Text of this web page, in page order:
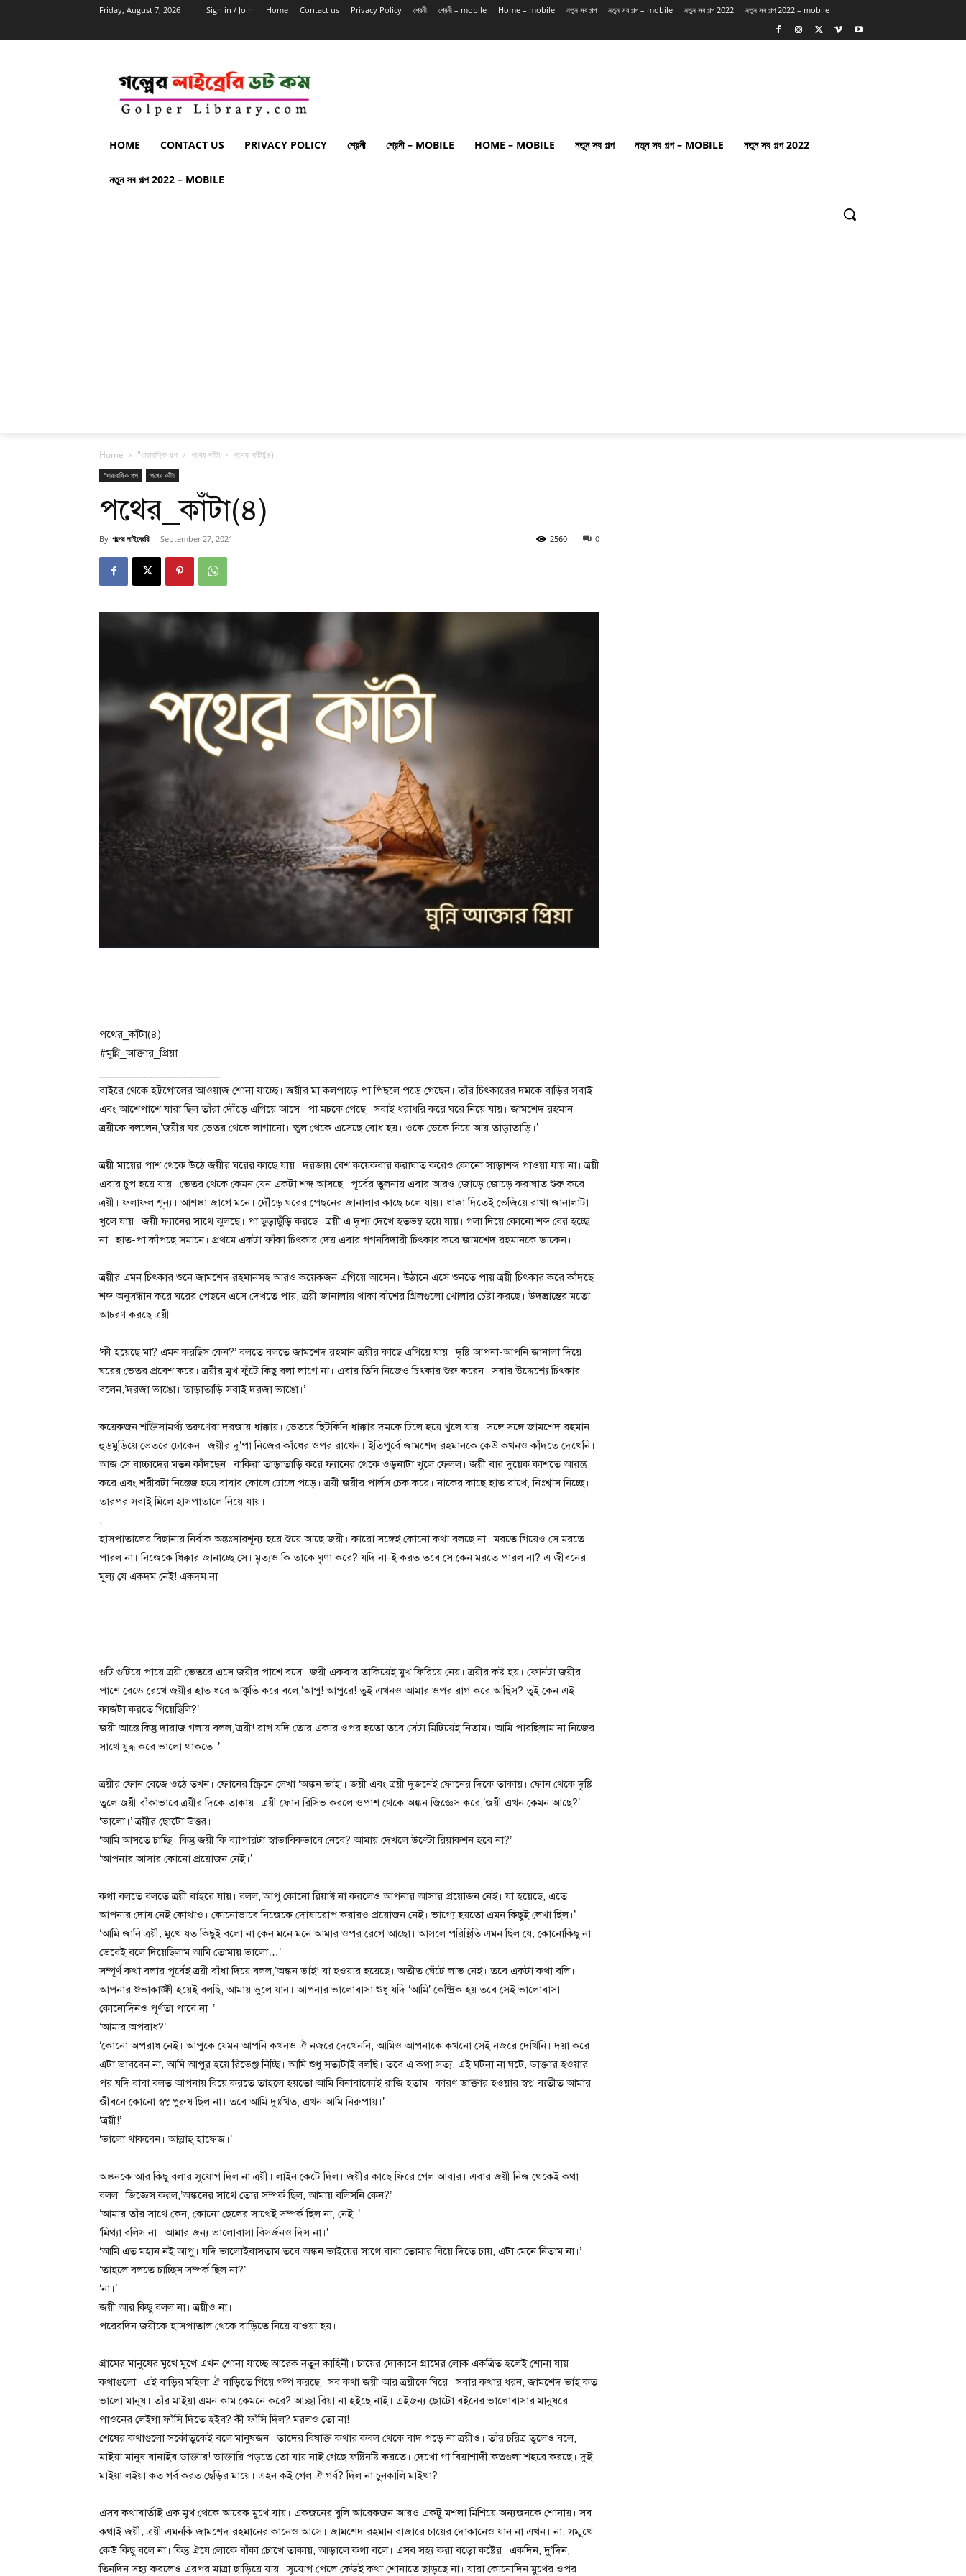
Friday, August 7, 2026 Sign in / Join Home Contact us Privacy Policy শ্রেনী শ্রেনী – mobile Home – mobile নতুন সব গল্প নতুন সব গল্প – mobile নতুন সব গল্প 2022 নতুন সব গল্প 2022 – mobile
HOME CONTACT US PRIVACY POLICY শ্রেনী শ্রেনী – MOBILE HOME – MOBILE নতুন সব গল্প নতুন সব গল্প – MOBILE নতুন সব গল্প 2022
নতুন সব গল্প 2022 – MOBILE
Home "ধারাবাহিক গল্প পথের কাঁটা পথের_কাঁটা(৪)
"ধারাবাহিক গল্প পথের কাঁটা
পথের_কাঁটা(৪)
By গল্পের লাইব্রেরি - September 27, 2021 0
2560
পথের_কাঁটা(৪)
#মুন্নি_আক্তার_প্রিয়া
বাইরে থেকে হট্টগোলের আওয়াজ শোনা যাচ্ছে। জয়ীর মা কলপাড়ে পা পিছলে পড়ে গেছেন। তাঁর চিৎকারের দমকে বাড়ির সবাই
এবং আশেপাশে যারা ছিল তাঁরা দৌঁড়ে এগিয়ে আসে। পা মচকে গেছে। সবাই ধরাধরি করে ঘরে নিয়ে যায়। জামশেদ রহমান
ত্রয়ীকে বললেন,’জয়ীর ঘর ভেতর থেকে লাগানো। স্কুল থেকে এসেছে বোধ হয়। ওকে ডেকে নিয়ে আয় তাড়াতাড়ি।’
ত্রয়ী মায়ের পাশ থেকে উঠে জয়ীর ঘরের কাছে যায়। দরজায় বেশ কয়েকবার করাঘাত করেও কোনো সাড়াশব্দ পাওয়া যায় না। ত্রয়ী
এবার চুপ হয়ে যায়। ভেতর থেকে কেমন যেন একটা শব্দ আসছে। পূর্বের তুলনায় এবার আরও জোড়ে জোড়ে করাঘাত শুরু করে
ত্রয়ী। ফলাফল শূন্য। আশঙ্কা জাগে মনে। দৌঁড়ে ঘরের পেছনের জানালার কাছে চলে যায়। ধাক্কা দিতেই ভেজিয়ে রাখা জানালাটা
খুলে যায়। জয়ী ফ্যানের সাথে ঝুলছে। পা ছুড়াছুঁড়ি করছে। ত্রয়ী এ দৃশ্য দেখে হতভম্ব হয়ে যায়। গলা দিয়ে কোনো শব্দ বের হচ্ছে
না। হাত-পা কাঁপছে সমানে। প্রথমে একটা ফাঁকা চিৎকার দেয় এবার গগনবিদারী চিৎকার করে জামশেদ রহমানকে ডাকেন।
ত্রয়ীর এমন চিৎকার শুনে জামশেদ রহমানসহ আরও কয়েকজন এগিয়ে আসেন। উঠানে এসে শুনতে পায় ত্রয়ী চিৎকার করে কাঁদছে।
শব্দ অনুসন্ধান করে ঘরের পেছনে এসে দেখতে পায়, ত্রয়ী জানালায় থাকা বাঁশের গ্রিলগুলো খোলার চেষ্টা করছে। উদভ্রান্তের মতো
আচরণ করছে ত্রয়ী।
‘কী হয়েছে মা? এমন করছিস কেন?’ বলতে বলতে জামশেদ রহমান ত্রয়ীর কাছে এগিয়ে যায়। দৃষ্টি আপনা-আপনি জানালা দিয়ে
ঘরের ভেতর প্রবেশ করে। ত্রয়ীর মুখ ফুঁটে কিছু বলা লাগে না। এবার তিনি নিজেও চিৎকার শুরু করেন। সবার উদ্দেশ্যে চিৎকার
বলেন,’দরজা ভাঙো। তাড়াতাড়ি সবাই দরজা ভাঙো।’
কয়েকজন শক্তিসামর্থ্য তরুণেরা দরজায় ধাক্কায়। ভেতরে ছিটকিনি ধাক্কার দমকে ঢিলে হয়ে খুলে যায়। সঙ্গে সঙ্গে জামশেদ রহমান
হুড়মুড়িয়ে ভেতরে ঢোকেন। জয়ীর দু’পা নিজের কাঁধের ওপর রাখেন। ইতিপূর্বে জামশেদ রহমানকে কেউ কখনও কাঁদতে দেখেনি।
আজ সে বাচ্চাদের মতন কাঁদছেন। বাকিরা তাড়াতাড়ি করে ফ্যানের থেকে ওড়নাটা খুলে ফেলল। জয়ী বার দুয়েক কাশতে আরম্ভ
করে এবং শরীরটা নিস্তেজ হয়ে বাবার কোলে ঢোলে পড়ে। ত্রয়ী জয়ীর পার্লস চেক করে। নাকের কাছে হাত রাখে, নিঃশ্বাস নিচ্ছে।
তারপর সবাই মিলে হাসপাতালে নিয়ে যায়।
.
হাসপাতালের বিছানায় নির্বাক অন্তঃসারশূন্য হয়ে শুয়ে আছে জয়ী। কারো সঙ্গেই কোনো কথা বলছে না। মরতে গিয়েও সে মরতে
পারল না। নিজেকে ধিক্কার জানাচ্ছে সে। মৃত্যও কি তাকে ঘৃণা করে? যদি না-ই করত তবে সে কেন মরতে পারল না? এ জীবনের
মূল্য যে একদম নেই! একদম না।
গুটি গুটিয়ে পায়ে ত্রয়ী ভেতরে এসে জয়ীর পাশে বসে। জয়ী একবার তাকিয়েই মুখ ফিরিয়ে নেয়। ত্রয়ীর কষ্ট হয়। ফোনটা জয়ীর
পাশে বেডে রেখে জয়ীর হাত ধরে আকুতি করে বলে,’আপু! আপুরে! তুই এখনও আমার ওপর রাগ করে আছিস? তুই কেন এই
কাজটা করতে গিয়েছিলি?’
জয়ী আস্তে কিন্তু দারাজ গলায় বলল,’ত্রয়ী! রাগ যদি তোর একার ওপর হতো তবে সেটা মিটিয়েই নিতাম। আমি পারছিলাম না নিজের
সাথে যুদ্ধ করে ভালো থাকতে।’
ত্রয়ীর ফোন বেজে ওঠে তখন। ফোনের স্ক্রিনে লেখা ‘অঙ্কন ভাই’। জয়ী এবং ত্রয়ী দুজনেই ফোনের দিকে তাকায়। ফোন থেকে দৃষ্টি
তুলে জয়ী বাঁকাভাবে ত্রয়ীর দিকে তাকায়। ত্রয়ী ফোন রিসিভ করলে ওপাশ থেকে অঙ্কন জিজ্ঞেস করে,’জয়ী এখন কেমন আছে?’
‘ভালো।’ ত্রয়ীর ছোটো উত্তর।
‘আমি আসতে চাচ্ছি। কিন্তু জয়ী কি ব্যাপারটা স্বাভাবিকভাবে নেবে? আমায় দেখলে উল্টো রিয়াকশন হবে না?’
‘আপনার আসার কোনো প্রয়োজন নেই।’
কথা বলতে বলতে ত্রয়ী বাইরে যায়। বলল,’আপু কোনো রিয়াক্ট না করলেও আপনার আসার প্রয়োজন নেই। যা হয়েছে, এতে
আপনার দোষ নেই কোথাও। কোনোভাবে নিজেকে দোষারোপ করারও প্রয়োজন নেই। ভাগ্যে হয়তো এমন কিছুই লেখা ছিল।’
‘আমি জানি ত্রয়ী, মুখে যত কিছুই বলো না কেন মনে মনে আমার ওপর রেগে আছো। আসলে পরিস্থিতি এমন ছিল যে, কোনোকিছু না
ভেবেই বলে দিয়েছিলাম আমি তোমায় ভালো…’
সম্পূর্ণ কথা বলার পূর্বেই ত্রয়ী বাঁধা দিয়ে বলল,’অঙ্কন ভাই! যা হওয়ার হয়েছে। অতীত ঘেঁটে লাভ নেই। তবে একটা কথা বলি।
আপনার শুভাকাঙ্ক্ষী হয়েই বলছি, আমায় ভুলে যান। আপনার ভালোবাসা শুধু যদি ‘আমি’ কেন্দ্রিক হয় তবে সেই ভালোবাসা
কোনোদিনও পূর্ণতা পাবে না।’
‘আমার অপরাধ?’
‘কোনো অপরাধ নেই। আপুকে যেমন আপনি কখনও ঐ নজরে দেখেননি, আমিও আপনাকে কখনো সেই নজরে দেখিনি। দয়া করে
এটা ভাববেন না, আমি আপুর হয়ে রিভেঞ্জ নিচ্ছি। আমি শুধু সত্যটাই বলছি। তবে এ কথা সত্য, এই ঘটনা না ঘটে, ডাক্তার হওয়ার
পর যদি বাবা বলত আপনায় বিয়ে করতে তাহলে হয়তো আমি বিনাবাক্যেই রাজি হতাম। কারণ ডাক্তার হওয়ার স্বপ্ন ব্যতীত আমার
জীবনে কোনো স্বপ্নপুরুষ ছিল না। তবে আমি দুঃখিত, এখন আমি নিরুপায়।’
‘ত্রয়ী!’
‘ভালো থাকবেন। আল্লাহ্ হাফেজ।’
অঙ্কনকে আর কিছু বলার সুযোগ দিল না ত্রয়ী। লাইন কেটে দিল। জয়ীর কাছে ফিরে গেল আবার। এবার জয়ী নিজ থেকেই কথা
বলল। জিজ্ঞেস করল,’অঙ্কনের সাথে তোর সম্পর্ক ছিল, আমায় বলিসনি কেন?’
‘আমার তাঁর সাথে কেন, কোনো ছেলের সাথেই সম্পর্ক ছিল না, নেই।’
‘মিথ্যা বলিস না। আমার জন্য ভালোবাসা বিসর্জনও দিস না।’
‘আমি এত মহান নই আপু। যদি ভালোইবাসতাম তবে অঙ্কন ভাইয়ের সাথে বাবা তোমার বিয়ে দিতে চায়, এটা মেনে নিতাম না।’
‘তাহলে বলতে চাচ্ছিস সম্পর্ক ছিল না?’
‘না।’
জয়ী আর কিছু বলল না। ত্রয়ীও না।
পরেরদিন জয়ীকে হাসপাতাল থেকে বাড়িতে নিয়ে যাওয়া হয়।
গ্রামের মানুষের মুখে মুখে এখন শোনা যাচ্ছে আরেক নতুন কাহিনী। চায়ের দোকানে গ্রামের লোক একত্রিত হলেই শোনা যায়
কথাগুলো। এই বাড়ির মহিলা ঐ বাড়িতে গিয়ে গল্প করছে। সব কথা জয়ী আর ত্রয়ীকে ঘিরে। সবার কথার ধরন, জামশেদ ভাই কত
ভালো মানুষ। তাঁর মাইয়া এমন কাম কেমনে করে? আচ্ছা বিয়া না হইছে নাই। এইজন্য ছোটো বইনের ভালোবাসার মানুষরে
পাওনের লেইগা ফাঁসি দিতে হইব? কী ফাঁসি দিল? মরলও তো না!
শেষের কথাগুলো সকৌতুকেই বলে মানুষজন। তাদের বিষাক্ত কথার কবল থেকে বাদ পড়ে না ত্রয়ীও। তাঁর চরিত্র তুলেও বলে,
মাইয়া মানুষ বানাইব ডাক্তার! ডাক্তারি পড়তে তো যায় নাই গেছে ফষ্টিনষ্টি করতে। দেখো গা বিয়াশাদী কতগুলা শহরে করছে। দুই
মাইয়া লইয়া কত গর্ব করত ছেড়ির মায়ে। এহন কই গেল ঐ গর্ব? দিল না চুনকালি মাইখা?
এসব কথাবার্তাই এক মুখ থেকে আরেক মুখে যায়। একজনের বুলি আরেকজন আরও একটু মশলা মিশিয়ে অন্যজনকে শোনায়। সব
কথাই জয়ী, ত্রয়ী এমনকি জামশেদ রহমানের কানেও আসে। জামশেদ রহমান বাজারে চায়ের দোকানেও যান না এখন। না, সম্মুখে
কেউ কিছু বলে না। কিন্তু ঐযে লোকে বাঁকা চোখে তাকায়, আড়ালে কথা বলে। এসব সহ্য করা বড়ো কষ্টের। একদিন, দু’দিন,
তিনদিন সহ্য করলেও এরপর মাত্রা ছাড়িয়ে যায়। সুযোগ পেলে কেউই কথা শোনাতে ছাড়ছে না। যারা কোনোদিন মুখের ওপর